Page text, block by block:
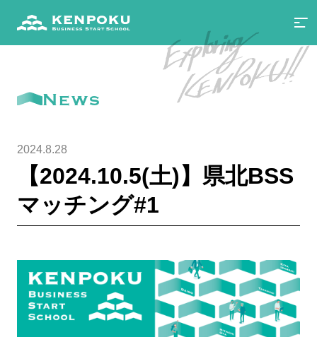
News
2024.8.28
【2024.10.5(土)】県北BSS
マッチング#1